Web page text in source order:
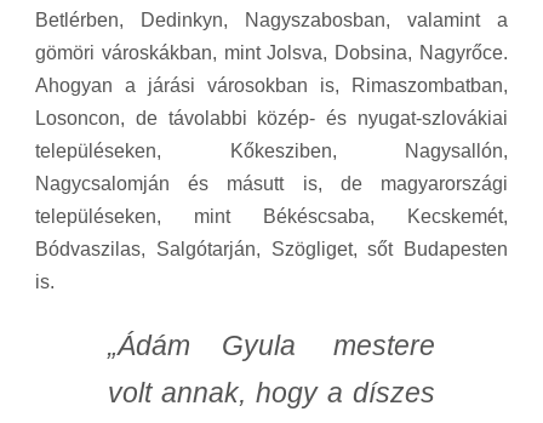
Betlérben, Dedinkyn, Nagyszabosban, valamint a
gömöri városkákban, mint Jolsva, Dobsina, Nagyrőce.
Ahogyan a járási városokban is, Rimaszombatban,
Losoncon, de távolabbi közép- és nyugat-szlovákiai
településeken, Kőkesziben, Nagysallón,
Nagycsalomján és másutt is, de magyarországi
településeken, mint Békéscsaba, Kecskemét,
Bódvaszilas, Salgótarján, Szögliget, sőt Budapesten
is.
„Ádám Gyula
mestere
volt annak, hogy a díszes